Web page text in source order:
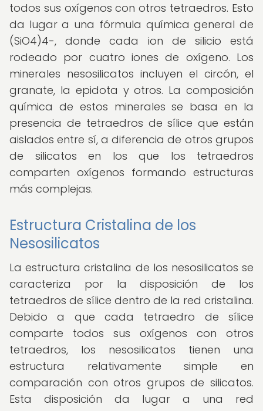
todos sus oxígenos con otros tetraedros. Esto
da lugar a una fórmula química general de
(SiO4)4-, donde cada ion de silicio está
rodeado por cuatro iones de oxígeno. Los
minerales nesosilicatos incluyen el circón, el
granate, la epidota y otros. La composición
química de estos minerales se basa en la
presencia de tetraedros de sílice que están
aislados entre sí, a diferencia de otros grupos
de silicatos en los que los tetraedros
comparten oxígenos formando estructuras
más complejas.
Estructura Cristalina de los
Nesosilicatos
La estructura cristalina de los nesosilicatos se
caracteriza por la disposición de los
tetraedros de sílice dentro de la red cristalina.
Debido a que cada tetraedro de sílice
comparte todos sus oxígenos con otros
tetraedros, los nesosilicatos tienen una
estructura relativamente simple en
comparación con otros grupos de silicatos.
Esta disposición da lugar a una red